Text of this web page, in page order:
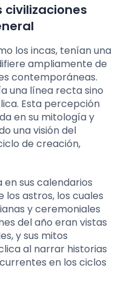
civilizaciones
los incas, tenían una
ampliamente de
contemporáneas.
una línea recta sino
Esta percepción
en su mitología y
una visión del
de creación,
sus calendarios
los astros, los cuales
y ceremoniales
del año eran vistas
y sus mitos
al narrar historias
en los ciclos